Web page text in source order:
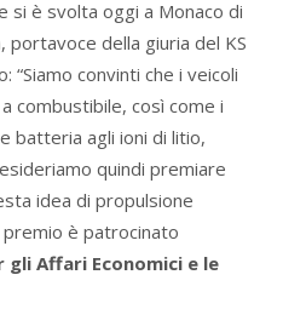
si è svolta oggi a Monaco di
portavoce della giuria del KS
“Siamo convinti che i veicoli
combustibile, così come i
batteria agli ioni di litio,
quindi premiare
idea di propulsione
premio è patrocinato
Affari Economici e le